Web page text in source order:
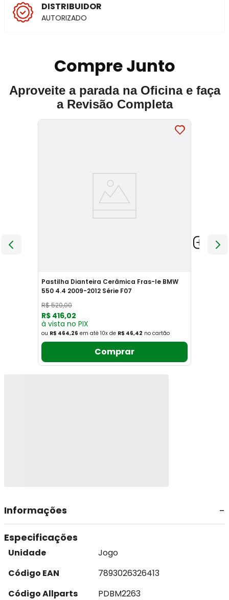
DISTRIBUIDOR
AUTORIZADO
Compre Junto
Aproveite a parada na Oficina e faça
a Revisão Completa
Pastilha Dianteira Cerâmica Fras-le BMW
550 4.4 2009-2012 Série F07
R$520,00
R$ 416,02
à vista no PIX
ou R$ 464,26 em até 10x de R$ 46,42 no cartão
Comprar
Informações
Especificações
Unidade
Jogo
Código EAN
7893026326413
Código Allparts
PDBM2263